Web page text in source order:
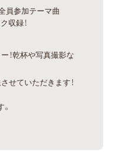
員参加テーマ曲
収録！
！乾杯や写真撮影な
せていただきます！